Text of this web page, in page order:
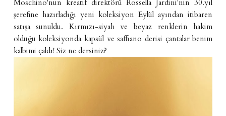
Moschino'nun kreatif direktörü Rossella Jardini'nin 30.yıl
şerefine hazırladığı yeni koleksiyon Eylül ayından itibaren
satışa sunuldu. Kırmızı-siyah ve beyaz renklerin hakim
olduğu koleksiyonda kapsül ve saffiano derisi çantalar benim
kalbimi çaldı! Siz ne dersiniz?